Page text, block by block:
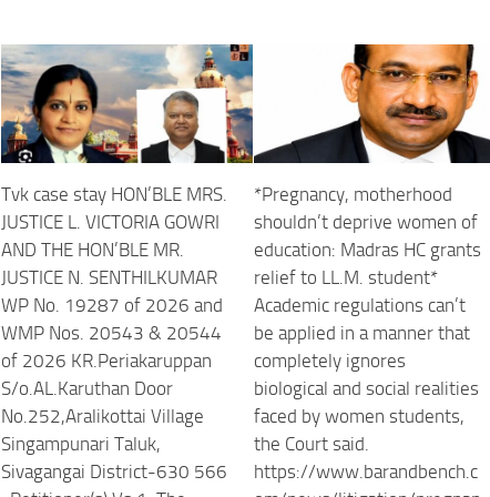
Tvk case stay HON’BLE MRS.
JUSTICE L. VICTORIA GOWRI
AND THE HON’BLE MR.
JUSTICE N. SENTHILKUMAR
WP No. 19287 of 2026 and
WMP Nos. 20543 & 20544
of 2026 KR.Periakaruppan
S/o.AL.Karuthan Door
No.252,Aralikottai Village
Singampunari Taluk,
Sivagangai District-630 566
*Pregnancy, motherhood
shouldn’t deprive women of
education: Madras HC grants
relief to LL.M. student*
Academic regulations can’t
be applied in a manner that
completely ignores
biological and social realities
faced by women students,
the Court said.
https://www.barandbench.c